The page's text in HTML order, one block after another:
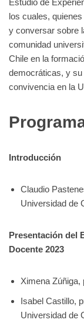
los cuales,
y conversar sobre
comunidad
Chile en la
democráticas, y
convivencia en la
Introducción
​Claudio
Universidad de
Presentación del
Docente 2023
Ximena
Isabel Castillo,
Universidad de